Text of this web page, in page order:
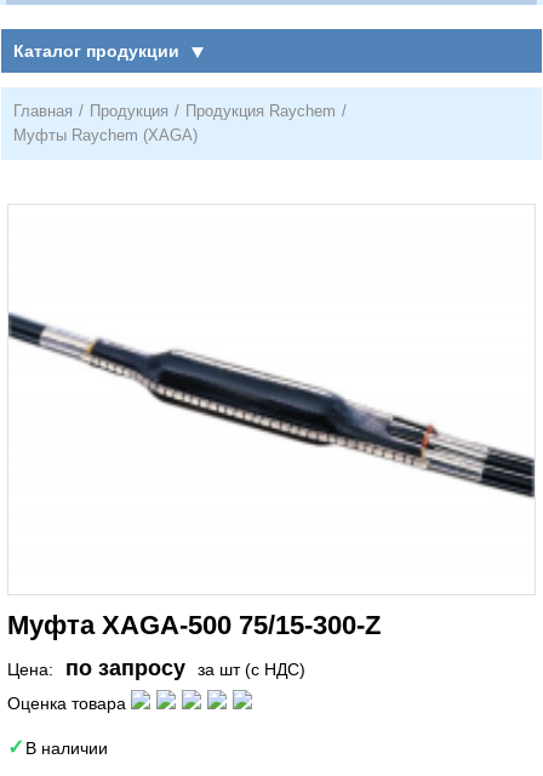
Каталог продукции
Главная / Продукция / Продукция Raychem /
Муфты Raychem (XAGA)
Муфта XAGA-500 75/15-300-Z
Цена: по запросу
за шт (с НДС)
Оценка товара
В наличии